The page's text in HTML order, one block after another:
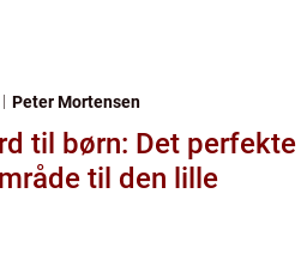
Peter Mortensen
til børn: Det perfekte
til den lille